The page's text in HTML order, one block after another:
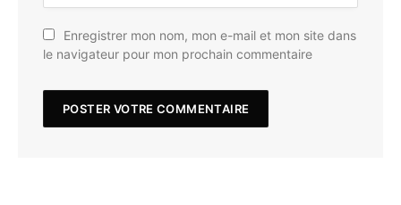
Enregistrer mon nom, mon e-mail et mon site dans
le navigateur pour mon prochain commentaire